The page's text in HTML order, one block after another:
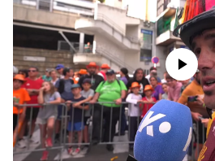
Kirolak 360
Atletismo
Carreras de montaña